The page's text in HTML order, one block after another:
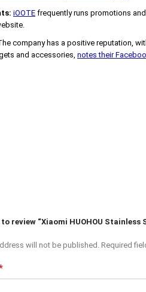
iOOTE frequently runs promotions
company has a positive reputation,
and accessories, notes their
review “Xiaomi HUOHOU Stainless
will not be published. Required